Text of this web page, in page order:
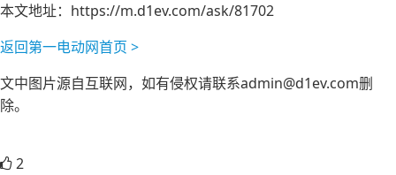
本文地址： https://m.d1ev.com/ask/81702
返回第一电动网首页 >
文中图片源自互联网，如有侵权请联系admin@d1ev.com删
除。
2